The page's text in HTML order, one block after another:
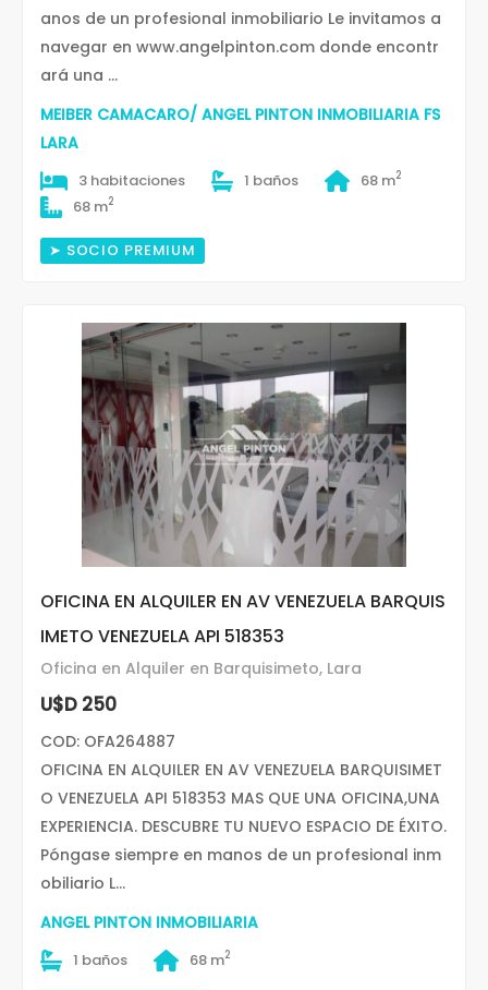
anos de un profesional inmobiliario Le invitamos a
navegar en www.angelpinton.com donde encontr
ará una ...
MEIBER CAMACARO/ ANGEL PINTON INMOBILIARIA FS
LARA
3 habitaciones 1 baños 68 m2
68 m2
➤ SOCIO PREMIUM
OFICINA EN ALQUILER EN AV VENEZUELA BARQUIS
IMETO VENEZUELA API 518353
Oficina en Alquiler en Barquisimeto, Lara
U$D 250
COD: OFA264887
OFICINA EN ALQUILER EN AV VENEZUELA BARQUISIMET
O VENEZUELA API 518353 MAS QUE UNA OFICINA,UNA
EXPERIENCIA. DESCUBRE TU NUEVO ESPACIO DE ÉXITO.
Póngase siempre en manos de un profesional inm
obiliario L...
ANGEL PINTON INMOBILIARIA
1 baños 68 m2